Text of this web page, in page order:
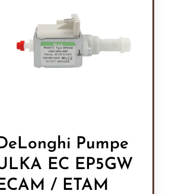
Pumpe
EC EP5GW
/ ETAM